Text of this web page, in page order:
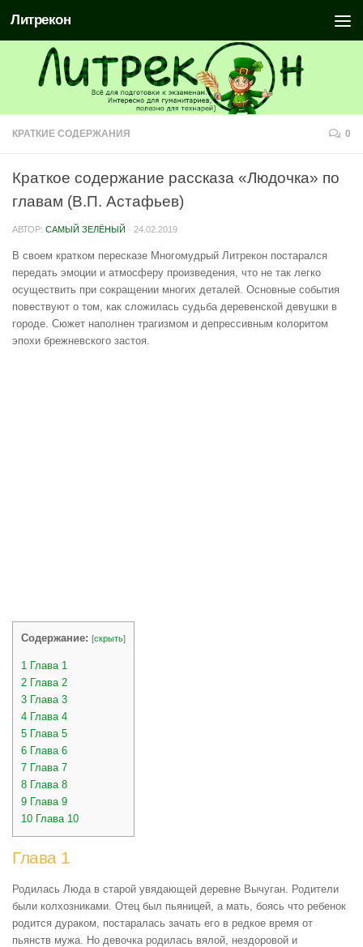
Литрекон
КРАТКИЕ СОДЕРЖАНИЯ 0
Краткое содержание рассказа «Людочка» по
главам (В.П. Астафьев)
АВТОР: САМЫЙ ЗЕЛЁНЫЙ · 24.02.2019
В своем кратком пересказе Многомудрый Литрекон постарался
передать эмоции и атмосферу произведения, что не так легко
осуществить при сокращении многих деталей. Основные события
повествуют о том, как сложилась судьба деревенской девушки в
городе. Сюжет наполнен трагизмом и депрессивным колоритом
эпохи брежневского застоя.
Содержание: [скрыть]
1
Глава 1
2 Глава 2
3 Глава 3
4 Глава 4
5 Глава 5
6 Глава 6
7 Глава 7
8 Глава 8
9 Глава 9
10 Глава 10
Глава 1
Родилась Люда в старой увядающей деревне Вычуган. Родители
были колхозниками. Отец был пьяницей, а мать, боясь что ребенок
родится дураком, постаралась зачать его в редкое время от
пьянств мужа. Но девочка родилась вялой, нездоровой и